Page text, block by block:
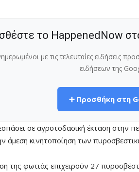
το HappenedNow
με τις τελευταίες ειδήσεις
ειδήσεων της
➕ Προσθήκη στη
σε αγροτοδασική έκταση στην
άμεση κινητοποίηση των
της φωτιάς επιχειρούν 27